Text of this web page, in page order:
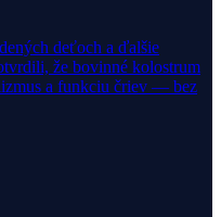
deťoch a ďalšie
že bovinné kolostrum
a funkciu čriev — bez